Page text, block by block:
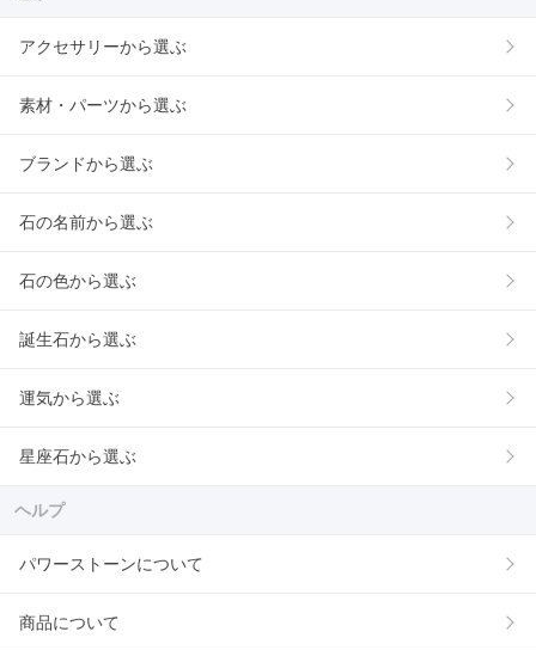
アクセサリーから選ぶ
素材・パーツから選ぶ
ブランドから選ぶ
石の名前から選ぶ
石の色から選ぶ
誕生石から選ぶ
運気から選ぶ
星座石から選ぶ
ヘルプ
パワーストーンについて
商品について